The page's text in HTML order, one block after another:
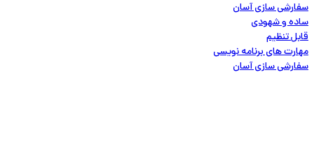
سفارشی سازی آسان
ساده و شهودی
قابل تنظیم
مهارت های برنامه نویسی
سفارشی سازی آسان